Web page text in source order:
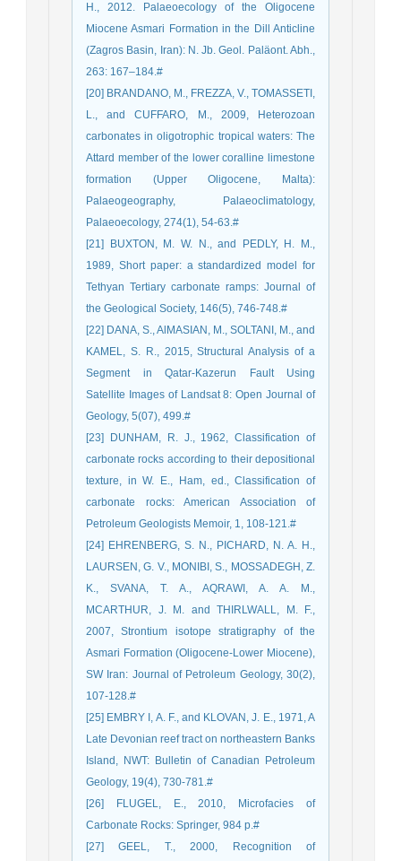
H., 2012. Palaeoecology of the Oligocene
Miocene Asmari Formation in the Dill Anticline
(Zagros Basin, Iran): N. Jb. Geol. Paläont. Abh.,
263: 167–184.#
[20] BRANDANO, M., FREZZA, V., TOMASSETI,
L., and CUFFARO, M., 2009, Heterozoan
carbonates in oligotrophic tropical waters: The
Attard member of the lower coralline limestone
formation (Upper Oligocene, Malta):
Palaeogeography, Palaeoclimatology,
Palaeoecology, 274(1), 54-63.‏#
[21] BUXTON, M. W. N., and PEDLY, H. M.,
1989, Short paper: a standardized model for
Tethyan Tertiary carbonate ramps: Journal of
the Geological Society, 146(5), 746-748.‏#
[22] DANA, S., AlMASIAN, M., SOLTANI, M., and
KAMEL, S. R., 2015, Structural Analysis of a
Segment in Qatar-Kazerun Fault Using
Satellite Images of Landsat 8: Open Journal of
Geology, 5(07), 499.‏#
[23] DUNHAM, R. J., 1962, Classification of
carbonate rocks according to their depositional
texture, in W. E., Ham, ed., Classification of
carbonate rocks: American Association of
Petroleum Geologists Memoir, 1, 108-121.#
[24] EHRENBERG, S. N., PICHARD, N. A. H.,
LAURSEN, G. V., MONIBI, S., MOSSADEGH, Z.
K., SVANA, T. A., AQRAWI, A. A. M.,
MCARTHUR, J. M. and THIRLWALL, M. F.,
2007, Strontium isotope stratigraphy of the
Asmari Formation (Oligocene-Lower Miocene),
SW Iran: Journal of Petroleum Geology, 30(2),
107-128.‏#
[25] EMBRY I, A. F., and KLOVAN, J. E., 1971, A
Late Devonian reef tract on northeastern Banks
Island, NWT: Bulletin of Canadian Petroleum
Geology, 19(4), 730-781.‏#
[26] FLUGEL, E., 2010, Microfacies of
Carbonate Rocks: Springer, 984 p.#
[27] GEEL, T., 2000, Recognition of